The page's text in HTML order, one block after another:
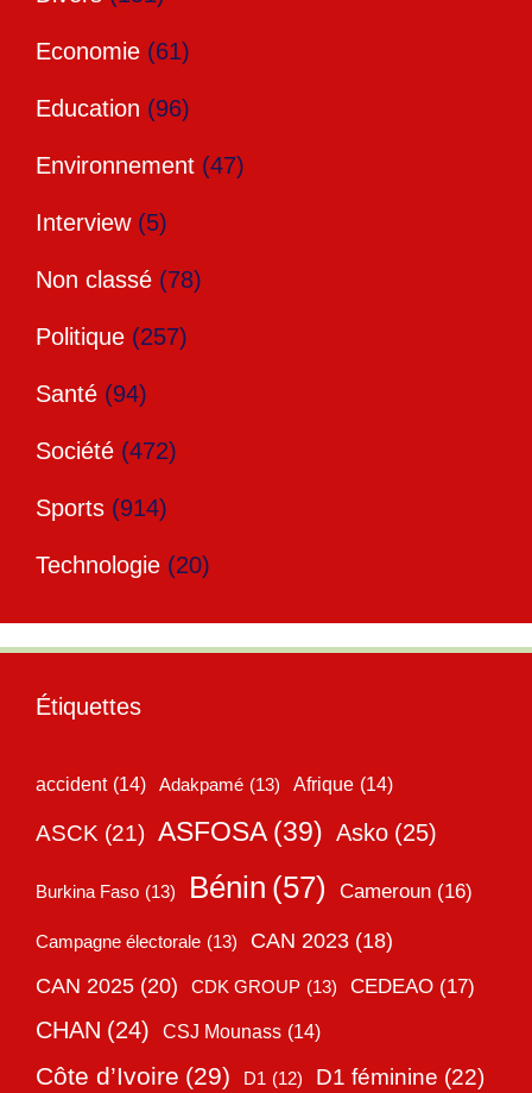
Economie (61)
Education (96)
Environnement (47)
Interview(5)
Non classé (78)
Politique (257)
Santé (94)
Société (472)
Sports (914)
Technologie (20)
Étiquettes
accident (14) Adakpamé (13) Afrique (14)
ASCK (21) ASFOSA (39) Asko (25)
Burkina Faso (13) Bénin (57) Cameroun (16)
Campagne électorale (13) CAN 2023 (18)
CAN 2025 (20) CDK GROUP (13) CEDEAO (17)
CHAN (24) CSJ Mounass (14)
Côte d’Ivoire (29) D1 (12) D1 féminine (22)